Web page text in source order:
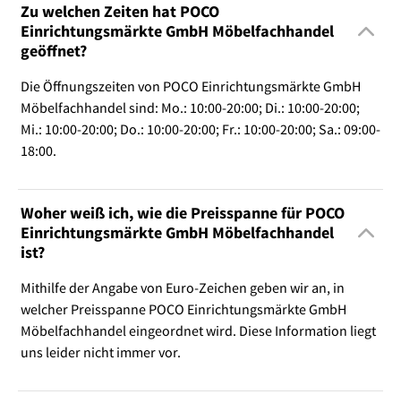
Zu welchen Zeiten hat POCO
Einrichtungsmärkte GmbH Möbelfachhandel
geöffnet?
Die Öffnungszeiten von POCO Einrichtungsmärkte GmbH
Möbelfachhandel sind: Mo.: 10:00-20:00; Di.: 10:00-20:00;
Mi.: 10:00-20:00; Do.: 10:00-20:00; Fr.: 10:00-20:00; Sa.: 09:00-
18:00.
Woher weiß ich, wie die Preisspanne für POCO
Einrichtungsmärkte GmbH Möbelfachhandel
ist?
Mithilfe der Angabe von Euro-Zeichen geben wir an, in
welcher Preisspanne POCO Einrichtungsmärkte GmbH
Möbelfachhandel eingeordnet wird. Diese Information liegt
uns leider nicht immer vor.